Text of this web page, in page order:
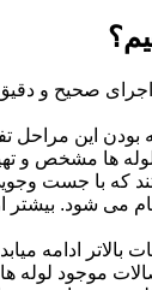
صحیح و
این مراحل
ها مشخص و
که با جست
می شود. بیشتر
ادامه
موجود لوله